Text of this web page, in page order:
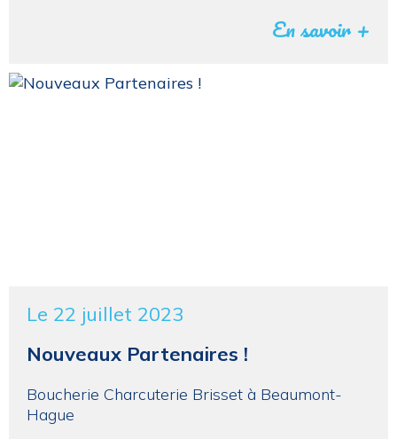
En savoir +
Le 22 juillet 2023
Nouveaux Partenaires !
Boucherie Charcuterie Brisset à Beaumont-
Hague